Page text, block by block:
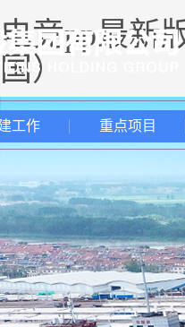
电竞pp最新
国）
工作 重点项目